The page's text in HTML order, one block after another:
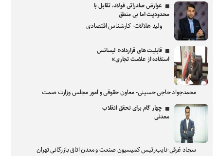
عوارض صادراتی فولاد، تقابل با
محدودیت اما بی منطق
ولید هلالات- کارشناس اقتصادی
قابلیت های قرارداد« لیسانس
استفاده از علامت تجاری»
محمدجواد حاجی حسینی- معاون حقوقی و امور مجلس وزارت صمت
چهار گام برای تحقق انقلاب
معدنی
سجاد غرقی-نایب‌رئیس کمیسیون صنعت و معدن اتاق بازرگانی تهران